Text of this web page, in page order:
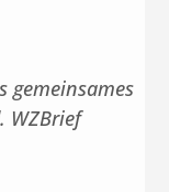
gemeinsames
WZBrief